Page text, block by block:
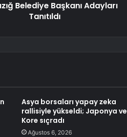
Belediye Başkanı Adayları
Tanıtıldı
Asya borsaları yapay zeka
rallisiyle yükseldi; Japonya ve
Kore sıçradı
Ağustos 6, 2026